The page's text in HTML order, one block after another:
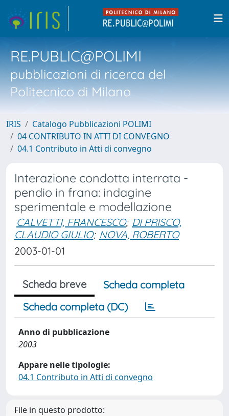
RE.PUBLIC@POLIMI
pubblicazioni di ricerca del
Politecnico di Milano
IRIS
Catalogo Pubblicazioni POLIMI
04 CONTRIBUTO IN ATTI DI CONVEGNO
04.1 Contributo in Atti di convegno
Interazione condotta interrata -
pendio in frana: indagine
sperimentale e modellazione
CALVETTI, FRANCESCO; DI PRISCO,
CLAUDIO GIULIO; NOVA, ROBERTO
2003-01-01
Scheda breve
Scheda completa
Scheda completa (DC)
Anno di pubblicazione
2003
Appare nelle tipologie:
04.1 Contributo in Atti di convegno
File in questo prodotto: